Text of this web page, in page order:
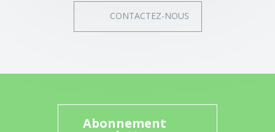
CONTACTEZ-NOUS
Abonnement